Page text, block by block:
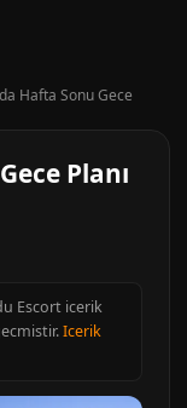
Hafta Sonu Gece
Planı
Escort icerik
Icerik